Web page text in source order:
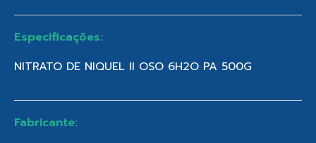
Especificações:
NITRATO DE NIQUEL II OSO 6H2O PA 500G
Fabricante: